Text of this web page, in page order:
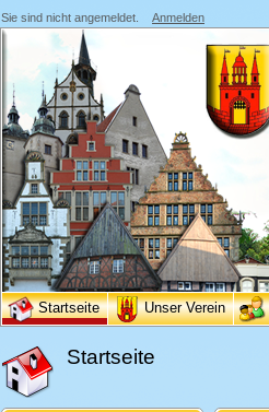
Sie sind nicht angemeldet. Anmelden
Startseite Unser Verein
Startseite